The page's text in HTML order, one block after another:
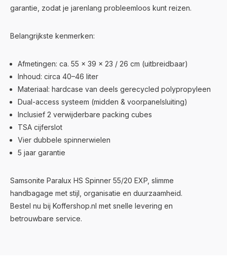
garantie, zodat je jarenlang probleemloos kunt reizen.
Belangrijkste kenmerken:
Afmetingen: ca. 55 × 39 × 23 / 26 cm (uitbreidbaar)
Inhoud: circa 40–46 liter
Materiaal: hardcase van deels gerecycled polypropyleen
Dual-access systeem (midden & voorpanelsluiting)
Inclusief 2 verwijderbare packing cubes
TSA cijferslot
Vier dubbele spinnerwielen
5 jaar garantie
Samsonite Paralux HS Spinner 55/20 EXP, slimme
handbagage met stijl, organisatie en duurzaamheid.
Bestel nu bij Koffershop.nl met snelle levering en
betrouwbare service.